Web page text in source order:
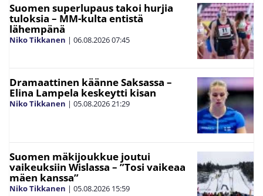
Suomen superlupaus takoi hurjia
tuloksia – MM-kulta entistä
lähempänä
Niko Tikkanen | 06.08.202607:45
Dramaattinen käänne Saksassa –
Elina Lampela keskeytti kisan
Niko Tikkanen | 05.08.202621:29
Suomen mäkijoukkue joutui
vaikeuksiin Wislassa – ”Tosi vaikeaa
mäen kanssa”
Niko Tikkanen | 05.08.2026 15:59